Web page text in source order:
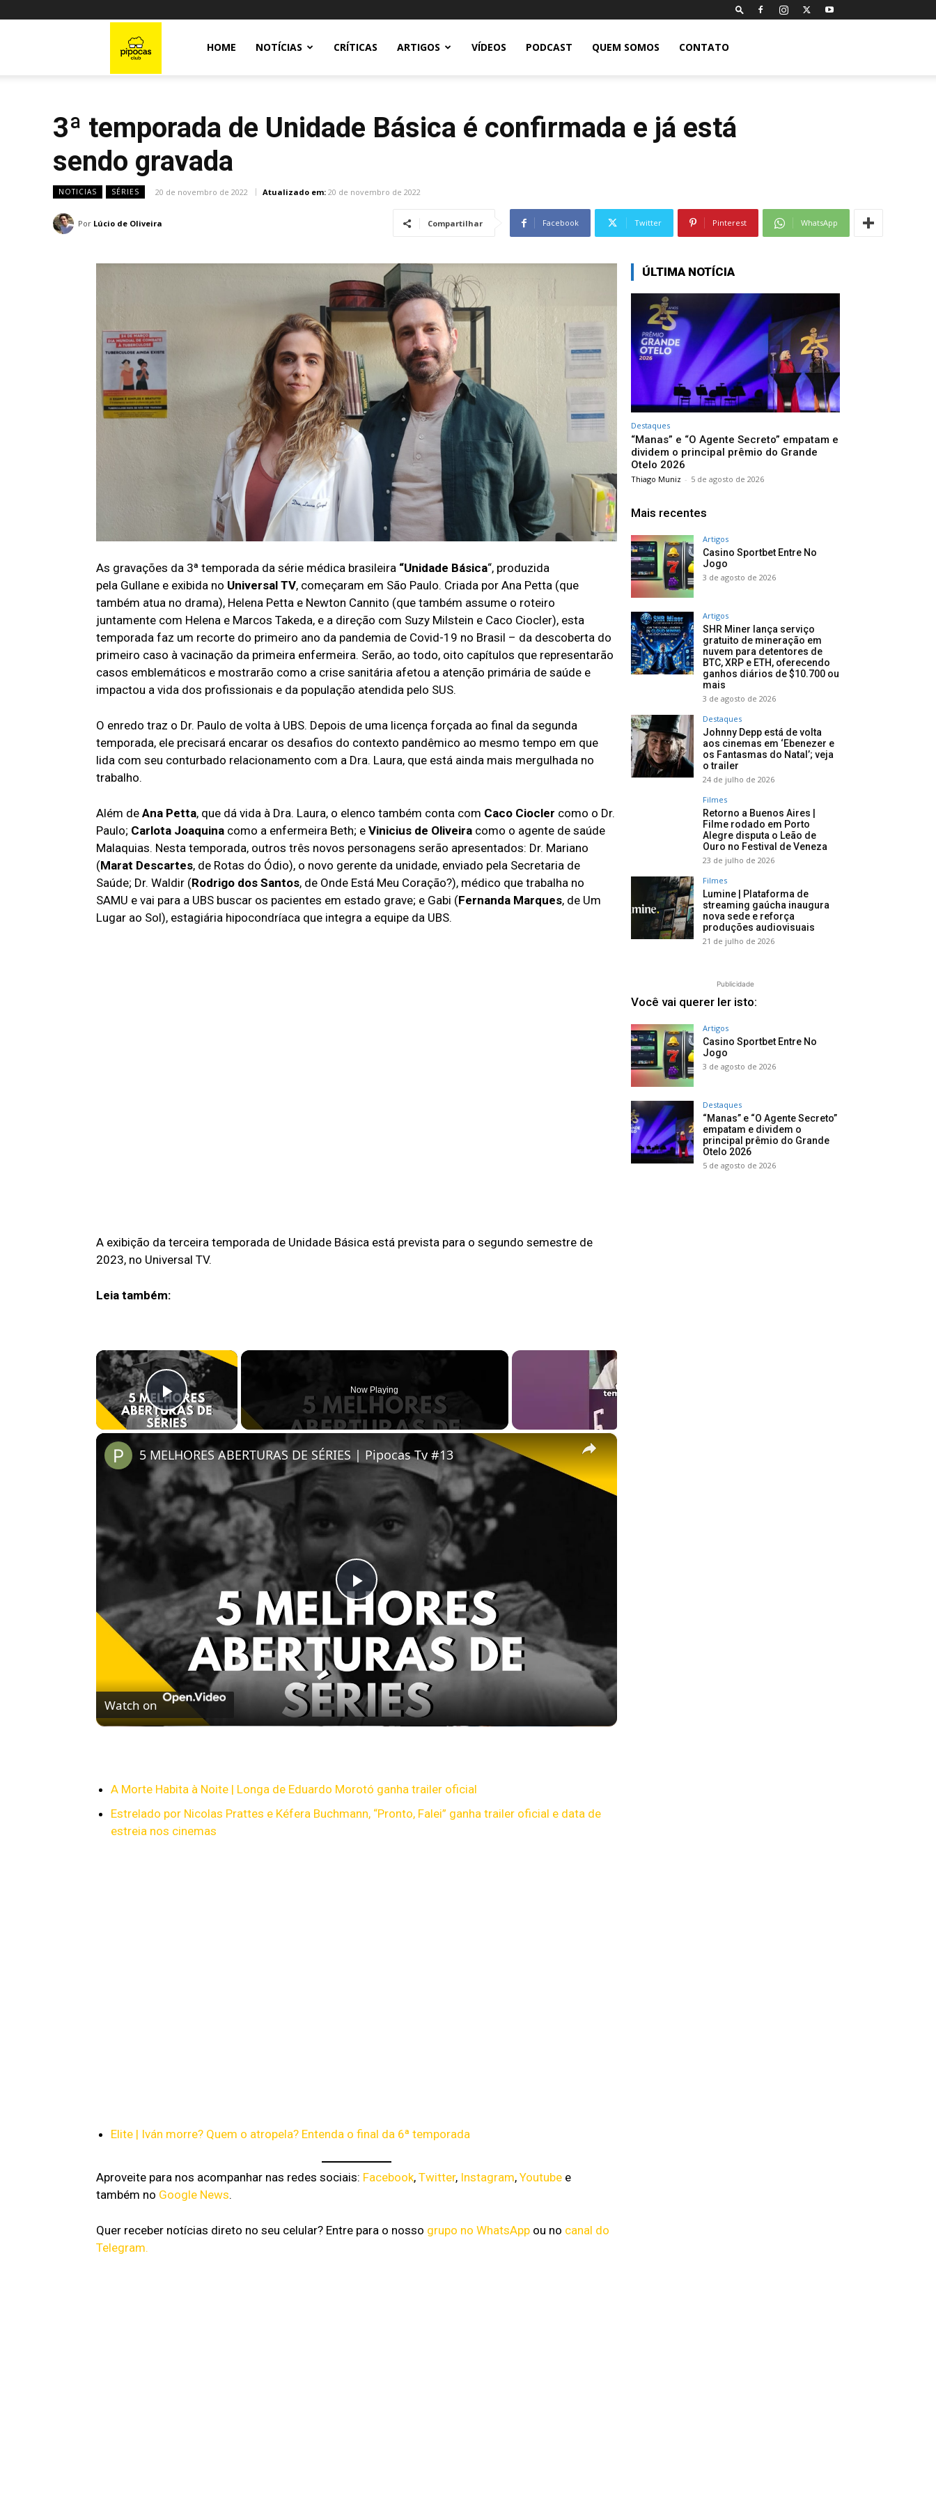
HOME NOTÍCIAS CRÍTICAS ARTIGOS VÍDEOS PODCAST QUEM SOMOS CONTATO
3ª temporada de Unidade Básica é confirmada e já está
sendo gravada
NOTICIAS SÉRIES 20 de novembro de 2022 Atualizado em: 20 de novembro de 2022
Por Lúcio de Oliveira Compartilhar Facebook Twitter Pinterest WhatsApp
As gravações da 3ª temporada da série médica brasileira “Unidade Básica“, produzida
pela Gullane e exibida no Universal TV, começaram em São Paulo. Criada por Ana Petta (que
também atua no drama), Helena Petta e Newton Cannito (que também assume o roteiro
juntamente com Helena e Marcos Takeda, e a direção com Suzy Milstein e Caco Ciocler), esta
temporada faz um recorte do primeiro ano da pandemia de Covid-19 no Brasil – da descoberta do
primeiro caso à vacinação da primeira enfermeira. Serão, ao todo, oito capítulos que representarão
casos emblemáticos e mostrarão como a crise sanitária afetou a atenção primária de saúde e
impactou a vida dos profissionais e da população atendida pelo SUS.
O enredo traz o Dr. Paulo de volta à UBS. Depois de uma licença forçada ao final da segunda
temporada, ele precisará encarar os desafios do contexto pandêmico ao mesmo tempo em que
lida com seu conturbado relacionamento com a Dra. Laura, que está ainda mais mergulhada no
trabalho.
Além de Ana Petta, que dá vida à Dra. Laura, o elenco também conta com Caco Ciocler como o Dr.
Paulo; Carlota Joaquina como a enfermeira Beth; e Vinicius de Oliveira como o agente de saúde
Malaquias. Nesta temporada, outros três novos personagens serão apresentados: Dr. Mariano
(Marat Descartes, de Rotas do Ódio), o novo gerente da unidade, enviado pela Secretaria de
Saúde; Dr. Waldir (Rodrigo dos Santos, de Onde Está Meu Coração?), médico que trabalha no
SAMU e vai para a UBS buscar os pacientes em estado grave; e Gabi (Fernanda Marques, de Um
Lugar ao Sol), estagiária hipocondríaca que integra a equipe da UBS.
A exibição da terceira temporada de Unidade Básica está prevista para o segundo semestre de
2023, no Universal TV.
Leia também:
×
Play Video
Now Playing
×
Play
Video
5 MELHORES ABERTURAS DE SÉRIES | Pipocas Tv #13
Watch on
A Morte Habita à Noite | Longa de Eduardo Morotó ganha trailer oficial
Estrelado por Nicolas Prattes e Kéfera Buchmann, “Pronto, Falei” ganha trailer oficial e data de
estreia nos cinemas
Elite | Iván morre? Quem o atropela? Entenda o final da 6ª temporada
Aproveite para nos acompanhar nas redes sociais: Facebook, Twitter, Instagram, Youtube e
também no Google News.
Quer receber notícias direto no seu celular? Entre para o nosso grupo no WhatsApp ou no canal do
Telegram.
ÚLTIMA NOTÍCIA
Destaques
“Manas” e “O Agente Secreto” empatam e
dividem o principal prêmio do Grande
Otelo 2026
Thiago Muniz - 5 de agosto de 2026
Mais recentes
Artigos
Casino Sportbet Entre No
Jogo
3 de agosto de 2026
Artigos
SHR Miner lança serviço
gratuito de mineração em
nuvem para detentores de
BTC, XRP e ETH, oferecendo
ganhos diários de $10.700 ou
mais
3 de agosto de 2026
Destaques
Johnny Depp está de volta
aos cinemas em ‘Ebenezer e
os Fantasmas do Natal’; veja
o trailer
24 de julho de 2026
Filmes
Retorno a Buenos Aires |
Filme rodado em Porto
Alegre disputa o Leão de
Ouro no Festival de Veneza
23 de julho de 2026
Filmes
Lumine | Plataforma de
streaming gaúcha inaugura
nova sede e reforça
produções audiovisuais
21 de julho de 2026
Publicidade
Você vai querer ler isto:
Artigos
Casino Sportbet Entre No
Jogo
3 de agosto de 2026
Destaques
“Manas” e “O Agente Secreto”
empatam e dividem o
principal prêmio do Grande
Otelo 2026
5 de agosto de 2026